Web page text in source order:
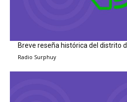
Breve reseña histórica del distrito
Radio Surphuy